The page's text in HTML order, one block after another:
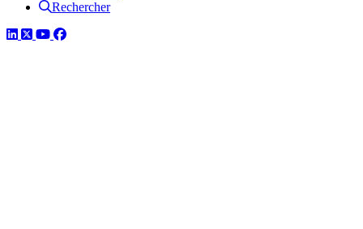
Rechercher
LinkedIn
TwitterYouTube
Facebook